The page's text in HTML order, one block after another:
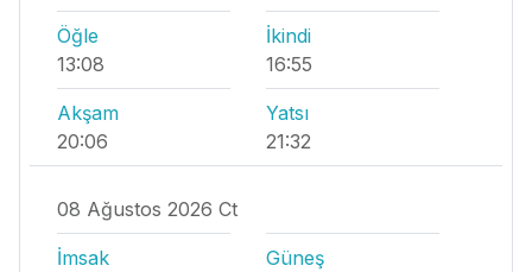
Öğle
13:08
İkindi
16:55
Akşam
20:06
Yatsı
21:32
08 Ağustos 2026 Ct
İmsak
Güneş